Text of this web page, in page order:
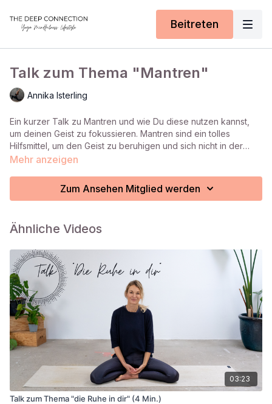
Beitreten
Talk zum Thema "Mantren"
Annika Isterling
Ein kurzer Talk zu Mantren und wie Du diese nutzen kannst,
um deinen Geist zu fokussieren. Mantren sind ein tolles
Hilfsmittel, um den Geist zu beruhigen und sich nicht in der
Zerstreuung im Außen zu verlieren.
Mehr anzeigen
Zum Ansehen Mitglied werden
Ähnliche Videos
03:23
Talk zum Thema "die Ruhe in dir" (4 Min.)